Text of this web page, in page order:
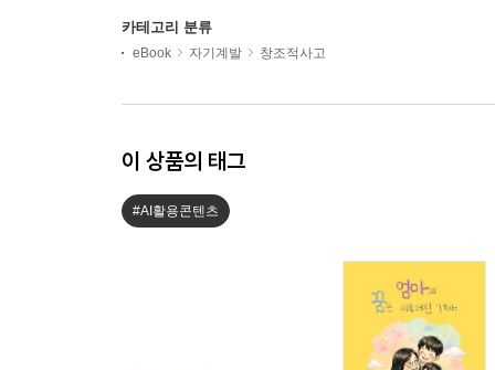
카테고리 분류
eBook 자기계발 창조적사고
이 상품의 태그
#AI활용콘텐츠